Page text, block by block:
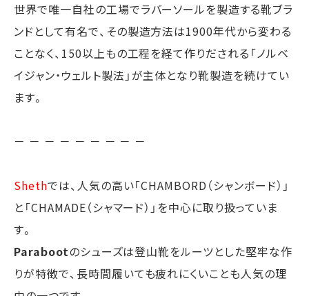
世界で唯一自社の工場でラバーソールを製造する靴ブラ
ンドとして有名で、その製造方法は1900年代から変わる
ことなく、150以上もの工程を経て作りだされる「ノルベ
イジャン・ウェルト製法」が主体となり靴製造を続けてい
ます。
－ － － － － － － － －
Shethでは、人気の高い「CHAMBORD（シャンボード）」
と「CHAMADE（シャマード）」を中心に取り扱っていま
す。
Parabootのシューズは登山靴をルーツとした堅牢な作
りが特徴で、長時間履いても疲れにくいことも人気の理